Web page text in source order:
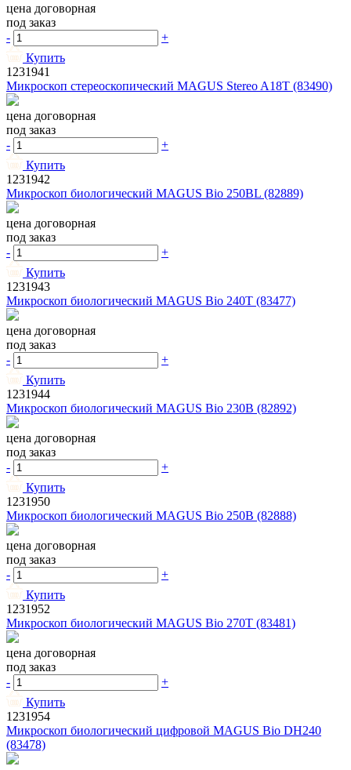
цена договорная
под заказ
-
+
Купить
1231941
Микроскоп стереоскопический MAGUS Stereo A18T (83490)
цена договорная
под заказ
-
+
Купить
1231942
Микроскоп биологический MAGUS Bio 250BL (82889)
цена договорная
под заказ
-
+
Купить
1231943
Микроскоп биологический MAGUS Bio 240T (83477)
цена договорная
под заказ
-
+
Купить
1231944
Микроскоп биологический MAGUS Bio 230B (82892)
цена договорная
под заказ
-
+
Купить
1231950
Микроскоп биологический MAGUS Bio 250B (82888)
цена договорная
под заказ
-
+
Купить
1231952
Микроскоп биологический MAGUS Bio 270T (83481)
цена договорная
под заказ
-
+
Купить
1231954
Микроскоп биологический цифровой MAGUS Bio DH240
(83478)